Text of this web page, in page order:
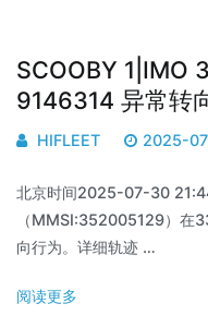
SCOOBY 1|IMO
9146314 异常转
HIFLEET 2025-
北京时间2025-07-30
（MMSI:352005129）在
向行为。详细轨迹 …
阅读更多